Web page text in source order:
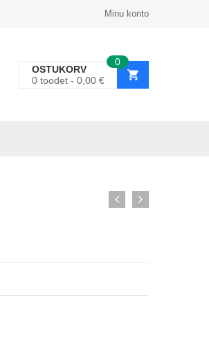
Minu konto
0
OSTUKORV
0 toodet 0,00 €